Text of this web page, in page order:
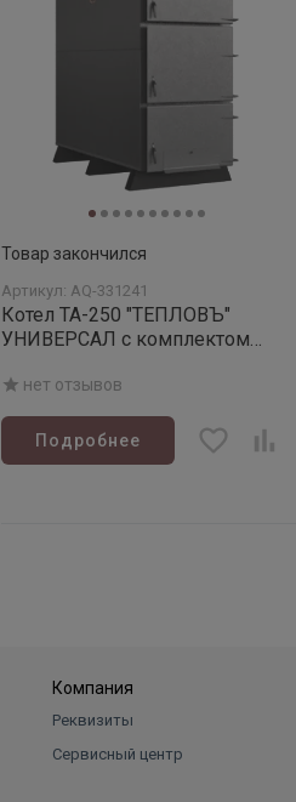
Товар закончился
Артикул: AQ-331241
Котел ТА-250 "ТЕПЛОВЪ"
УНИВЕРСАЛ с комплектом
нет отзывов
Подробнее
Компания
Реквизиты
Сервисный центр